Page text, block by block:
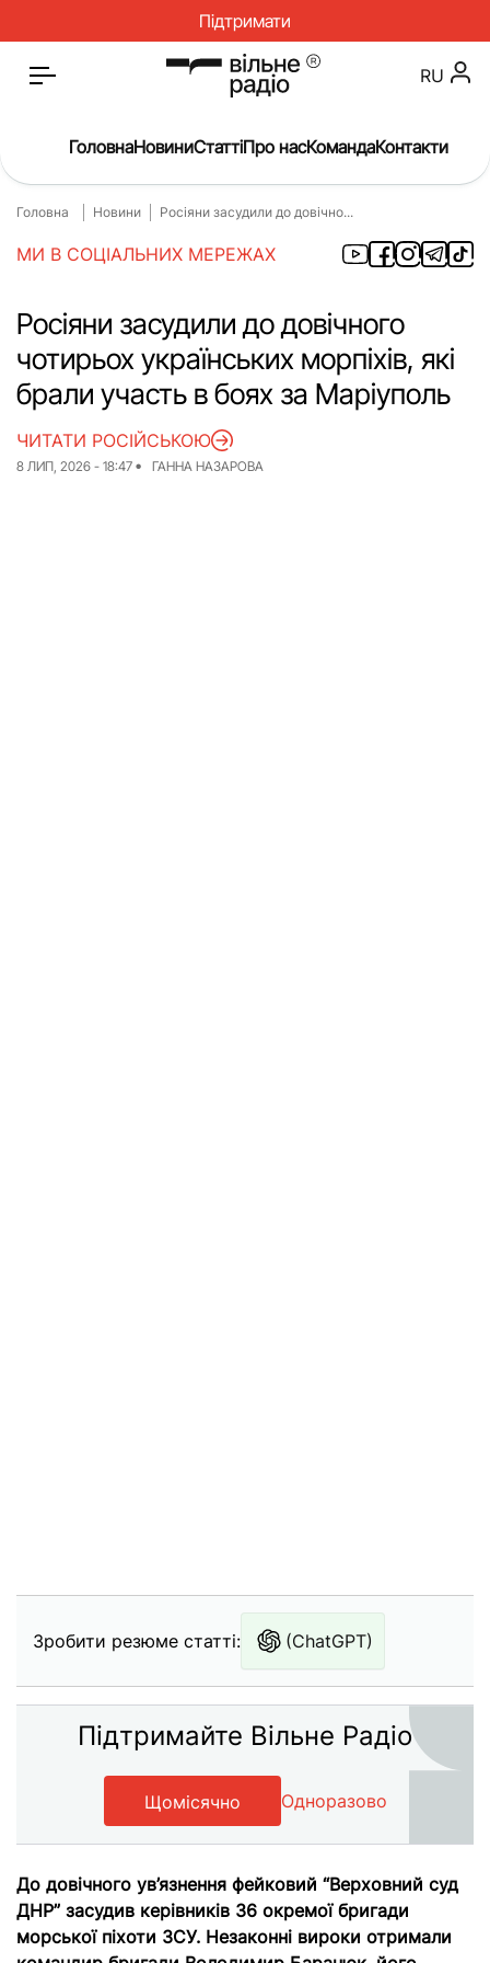
Підтримати
Головна
Окупація
Про нас
Війна
Гроші
Освіта
Інструкції
Медицина
ЖКГ
RU
ГоловнаНовиниСтаттіПро насКомандаКонтакти
Головна Новини Росіяни засудили до довічно...
МИ В СОЦІАЛЬНИХ МЕРЕЖАХ
Росіяни засудили до довічного
чотирьох українських морпіхів, які
брали участь в боях за Маріуполь
8 ЛИП, 2026 - 18:47 ГАННА НАЗАРОВА
ЧИТАТИ РОСІЙСЬКОЮ
Зробити резюме статті: (ChatGPT)
Підтримайте Вільне Радіо
Щомісячно Одноразово
До довічного ув’язнення фейковий “Верховний суд
ДНР” засудив керівників 36 окремої бригади
морської піхоти ЗСУ. Незаконні вироки отримали